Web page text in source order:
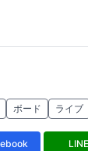
ボード ライブ
LINE